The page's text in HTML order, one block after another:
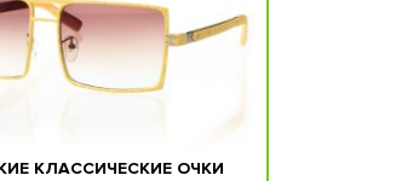
КЛАССИЧЕСКИЕ ОЧКИ